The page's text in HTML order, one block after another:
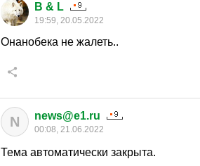
B & L
19:59, 20.05.2022
Онанобека не жалеть..
N news@e1.ru
00:08, 21.06.2022
Тема автоматически закрыта.